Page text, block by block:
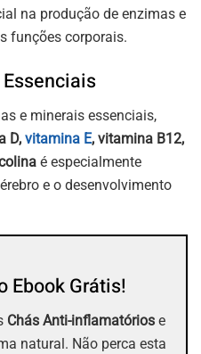
na produção de enzimas e
funções corporais.
e minerais essenciais,
D, vitamina E, vitamina B12,
é especialmente
e o desenvolvimento
Ebook Grátis!
Chás Anti-inflamatórios e
natural. Não perca esta